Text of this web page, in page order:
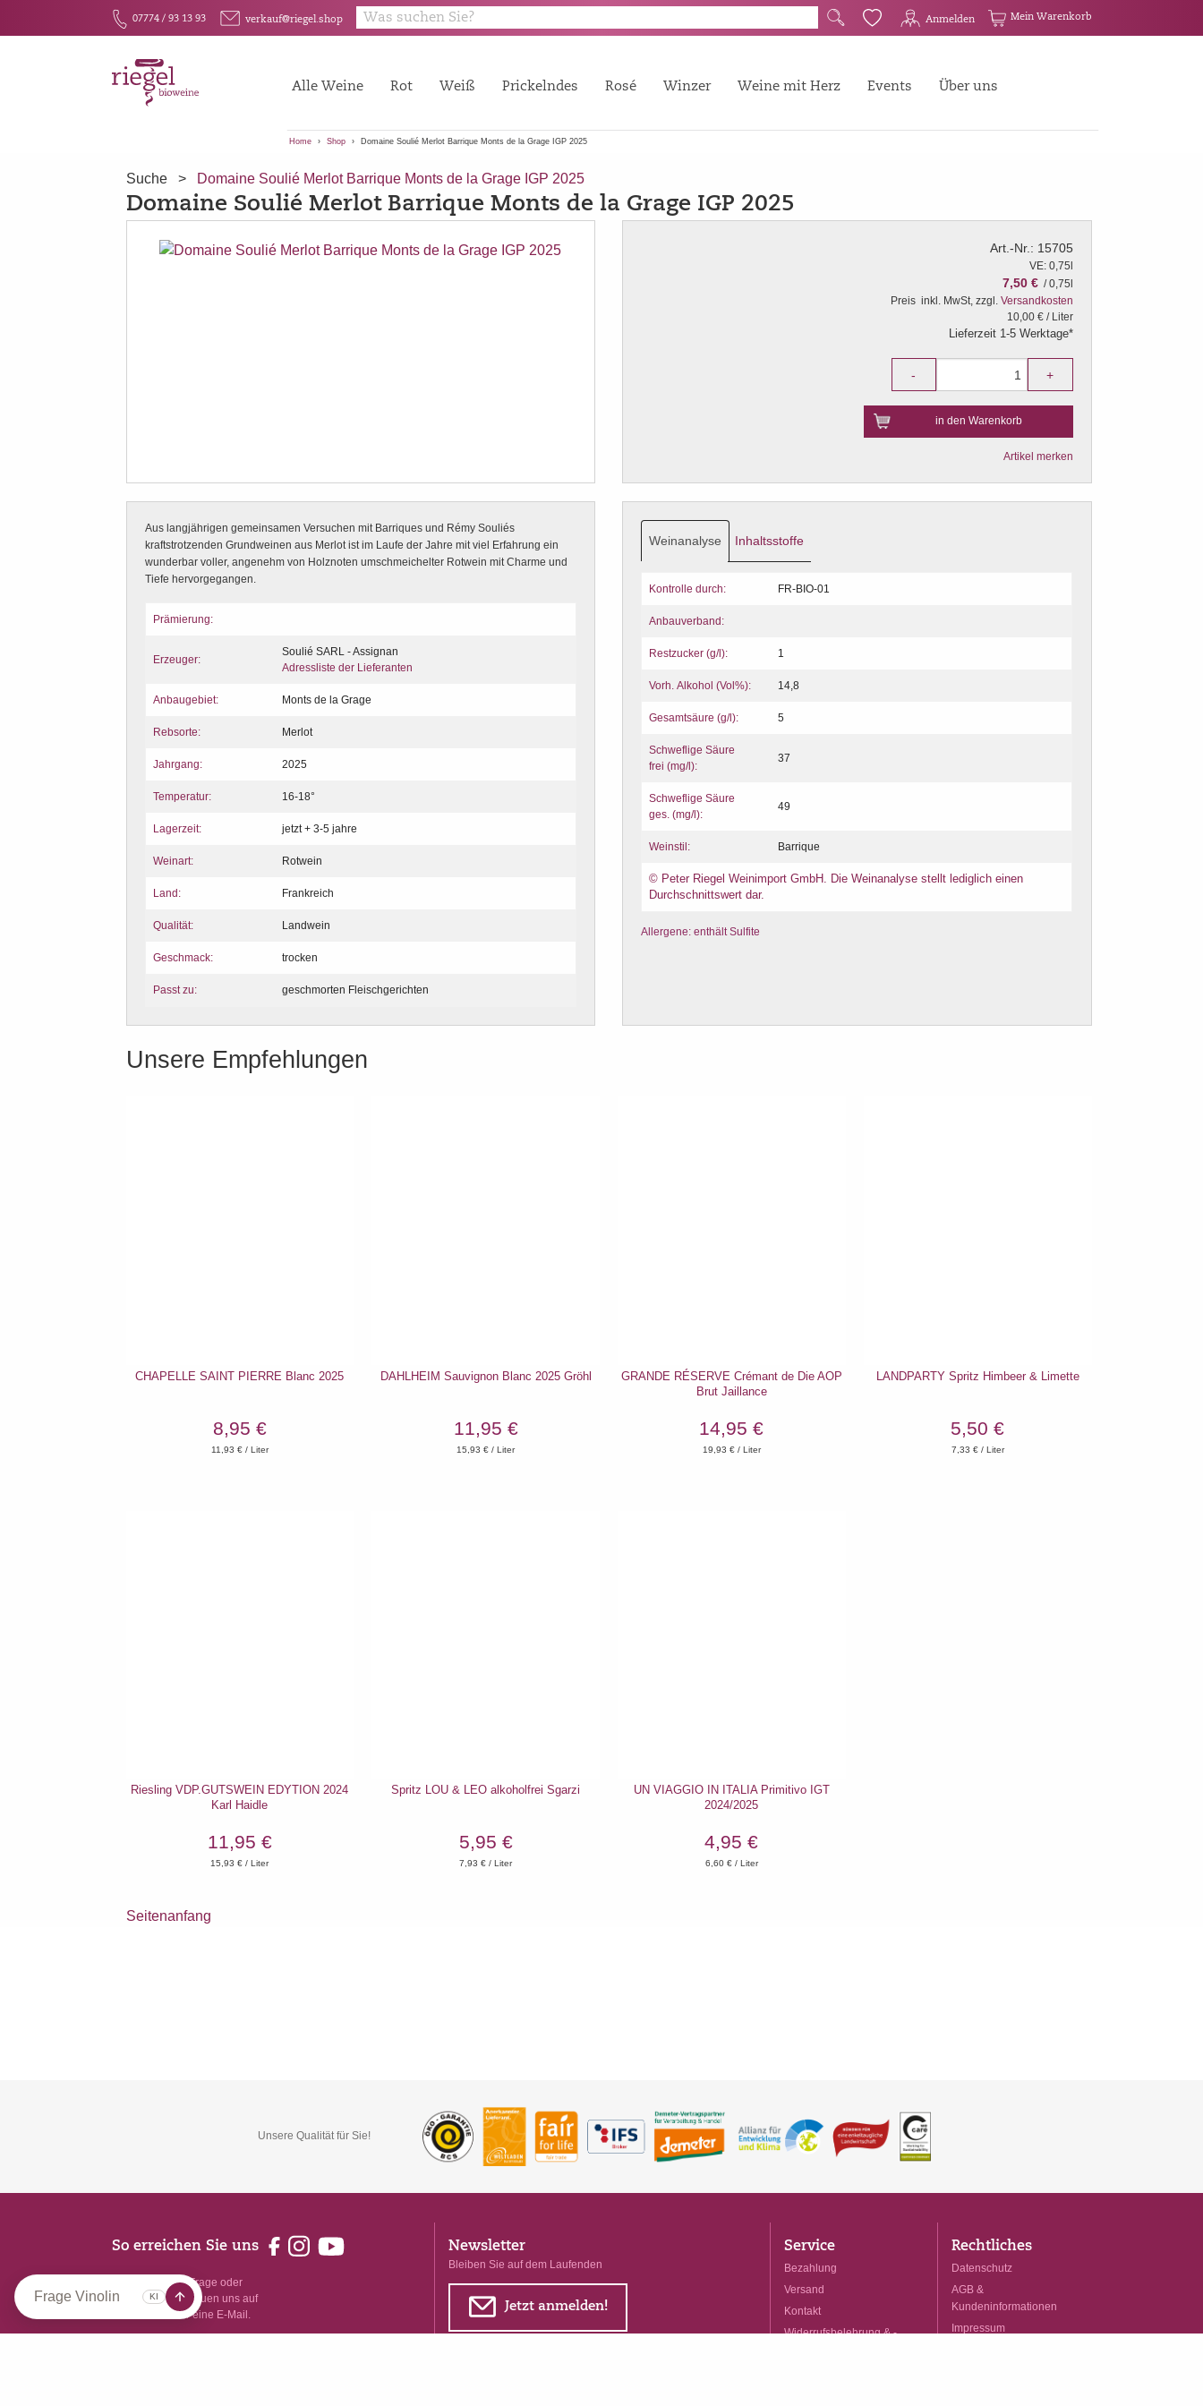
F 07774 / 93 13 93 E verkauf@riegel.shop Q G Anmelden Mein Warenkorb
Alle Weine Rot Weiß Prickelndes Rosé Winzer Weine mit Herz Events Über uns
Home Shop Domaine Soulié Merlot Barrique Monts de la Grage IGP 2025
Suche > Domaine Soulié Merlot Barrique Monts de la Grage IGP 2025
Domaine Soulié Merlot Barrique Monts de la Grage IGP 2025
Art.-Nr.: 15705
VE: 0,75l
7,50 € / 0,75l
Preis inkl. MwSt, zzgl. Versandkosten
10,00 € / Liter
Lieferzeit 1-5 Werktage*
- +
in den Warenkorb
Artikel merken
Aus langjährigen gemeinsamen Versuchen mit Barriques und Rémy Souliés
kraftstrotzenden Grundweinen aus Merlot ist im Laufe der Jahre mit viel Erfahrung ein
wunderbar voller, angenehm von Holznoten umschmeichelter Rotwein mit Charme und
Tiefe hervorgegangen.
Prämierung:
Erzeuger:
Soulié SARL - Assignan
Adressliste der Lieferanten
Anbaugebiet: Monts de la Grage
Rebsorte: Merlot
Jahrgang: 2025
Temperatur: 16-18°
Lagerzeit: jetzt + 3-5 jahre
Weinart: Rotwein
Land: Frankreich
Qualität: Landwein
Geschmack: trocken
Passt zu: geschmorten Fleischgerichten
Weinanalyse Inhaltsstoffe
Kontrolle durch: FR-BIO-01
Anbauverband:
Restzucker (g/l): 1
Vorh. Alkohol (Vol%): 14,8
Gesamtsäure (g/l): 5
Schweflige Säure
frei (mg/l):
37
Schweflige Säure
ges. (mg/l):
49
Weinstil: Barrique
© Peter Riegel Weinimport GmbH. Die Weinanalyse stellt lediglich einen
Durchschnittswert dar.
Allergene: enthält Sulfite
Unsere Empfehlungen
CHAPELLE SAINT PIERRE Blanc 2025
8,95 €
11,93 € / Liter
DAHLHEIM Sauvignon Blanc 2025 Gröhl
11,95 €
15,93 € / Liter
GRANDE RÉSERVE Crémant de Die AOP
Brut Jaillance
14,95 €
19,93 € / Liter
LANDPARTY Spritz Himbeer & Limette
5,50 €
7,33 € / Liter
Riesling VDP.GUTSWEIN EDYTION 2024
Karl Haidle
11,95 €
15,93 € / Liter
Spritz LOU & LEO alkoholfrei Sgarzi
5,95 €
7,93 € / Liter
UN VIAGGIO IN ITALIA Primitivo IGT
2024/2025
4,95 €
6,60€ / Liter
Seitenanfang
Unsere Qualität für Sie!
So erreichen Sie uns
Sie haben eine Frage oder
Feedback? Wir freuen uns auf
Ihren Anruf oder eine E-Mail.
Newsletter
Bleiben Sie auf dem Laufenden
E Jetzt anmelden!
Service
Bezahlung
Versand
Kontakt
Widerrufsbelehrung & -
Rechtliches
Datenschutz
AGB &
Kundeninformationen
Impressum